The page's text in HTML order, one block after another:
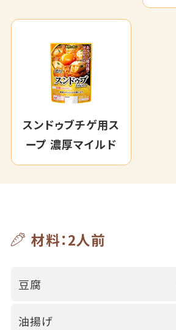
スンドゥブチゲ用ス
ープ 濃厚マイルド
材料：2人前
豆腐
油揚げ